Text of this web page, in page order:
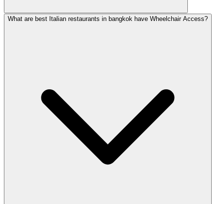
What are best Italian restaurants in bangkok have Wheelchair Access?